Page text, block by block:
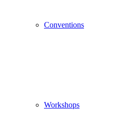
Conventions
Workshops